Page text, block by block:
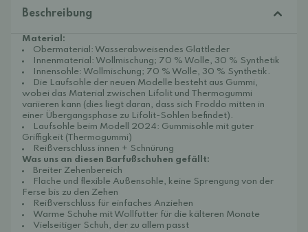
Beschreibung
Material:
Obermaterial: Wasserabweisendes Glattleder
Innenmaterial: Wollmischung; 70 % Wolle, 30 % Synthetik
Innensohle: Wollmischung; 70 % Wolle, 30 % Synthetik.
Die Laufsohle der neuen Modelle besteht aus Gummi,
wobei das Material zwischen Lifolit und Thermogummi
variieren kann (dies liegt daran, dass sich Froddo mitten in
einer Übergangsphase zu Lifolit-Sohlen befindet).
Laufsohle beim Modell 2024: Gummisohle mit guter
Griffigkeit (Thermogummi)
Reißverschluss innen + Schnürung
Was uns an diesen Barfußschuhen gefällt:
Breiter Zehenbereich
Flache und flexible Außensohle, keine Sprengung von der
Ferse bis zu den Zehen
Reißverschluss für einfaches Anziehen
Warme Schuhe mit Wollfutter für die kälteren Monate
Vielseitiger Schuh, der zu allem passt